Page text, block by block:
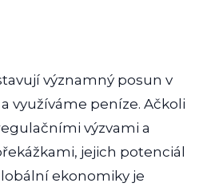
významný posun v
využíváme peníze. Ačkoli
výzvami a
jejich potenciál
ekonomiky je